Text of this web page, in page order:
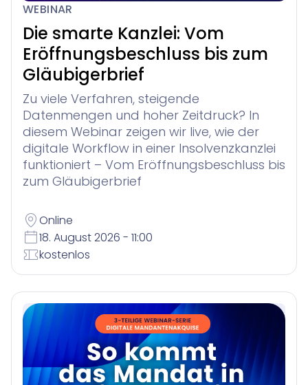
WEBINAR
Die smarte Kanzlei: Vom
Eröffnungsbeschluss bis zum
Gläubigerbrief
Zu viele Verfahren, steigende
Datenmengen und hoher Zeitdruck? In
diesem Webinar zeigen wir live, wie der
digitale Workflow in einer Insolvenzkanzlei
funktioniert – Vom Eröffnungsbeschluss bis
zum Gläubigerbrief
Online
18. August 2026 - 11:00
kostenlos